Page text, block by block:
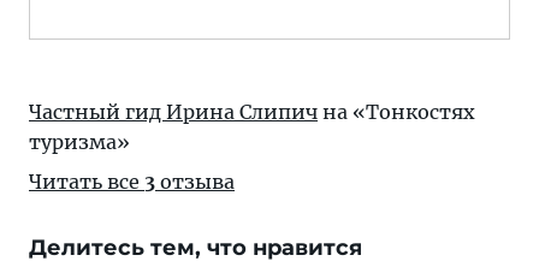
Частный гид Ирина Слипич на «Тонкостях
туризма»
Читать все 3 отзыва
Делитесь тем, что нравится